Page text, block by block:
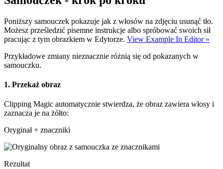
Poniższy samouczek pokazuje jak z włosów na zdjęciu usunąć tło.
Możesz prześledzić pisemne instrukcje albo spróbować swoich sił
pracując z tym obrazkiem w Edytorze. View Example In Editor »
Przykładowe zmiany nieznacznie różnią się od pokazanych w
samouczku.
1. Przekaż obraz
Clipping Magic automatycznie stwierdza, że obraz zawiera włosy i
zaznacza je na żółto:
Oryginał + znaczniki
Rezultat